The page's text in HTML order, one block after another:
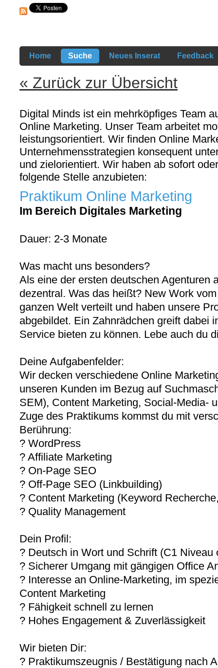
Home Suche Neues Inserat Feedback
« Zurück zur Übersicht
Digital Minds ist ein mehrköpfiges Team
Online Marketing. Unser Team arbeitet
leistungsorientiert. Wir finden Online
Unternehmensstrategien konsequent
und zielorientiert. Wir haben ab sofort
folgende Stelle anzubieten:
Praktikum Online Marketing
Im Bereich Digitales Marketing
Dauer: 2-3 Monate
Was macht uns besonders?
Als eine der ersten deutschen Agenturen
dezentral. Was das heißt? New Work
ganzen Welt verteilt und haben unsere
abgebildet. Ein Zahnrädchen greift dabei
Service bieten zu können. Lebe auch du
Deine Aufgabenfelder:
Wir decken verschiedene Online
unseren Kunden im Bezug auf
SEM), Content Marketing, Social-Media-
Zuge des Praktikums kommst du mit
Berührung:
? WordPress
? Affiliate Marketing
? On-Page SEO
? Off-Page SEO (Linkbuilding)
? Content Marketing (Keyword
? Quality Management
Dein Profil:
? Deutsch in Wort und Schrift (C1 Niveau
? Sicherer Umgang mit gängigen Office
? Interesse an Online-Marketing, im
Content Marketing
? Fähigkeit schnell zu lernen
? Hohes Engagement & Zuverlässigkeit
Wir bieten Dir:
? Praktikumszeugnis / Bestätigung nach